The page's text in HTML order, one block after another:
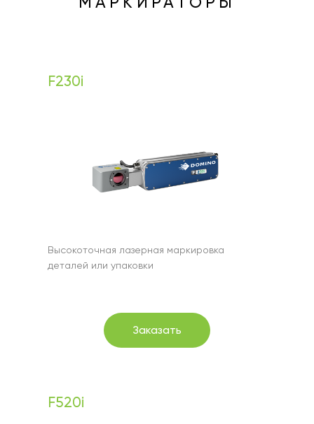
F230i
Высокоточная лазерная маркировка
деталей или упаковки
Заказать
F520i